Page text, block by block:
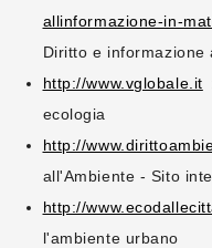
allinformazione-in-
Diritto e informazione
http://www.vglobale.it
ecologia
http://
all'Ambiente - Sito
http://
l'ambiente urbano